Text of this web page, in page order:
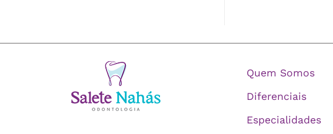
Quem Somos
Diferenciais
Especialidades